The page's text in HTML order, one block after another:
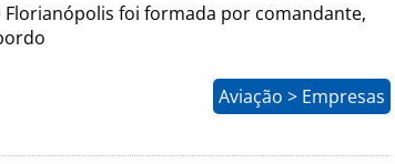
Florianópolis foi formada por comandante,
Aviação > Empresas